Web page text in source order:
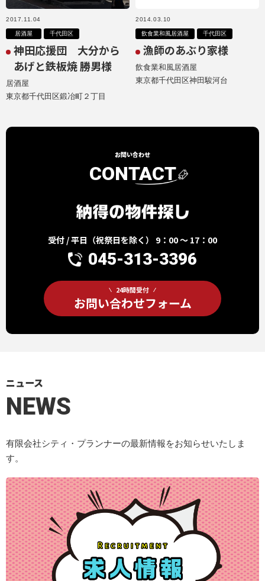
2017.11.04
居酒屋 千代田区
神田応援団 大分から
あげと鉄板焼 勝男様
居酒屋
東京都千代田区鍛冶町２丁目
2014.03.10
飲食業和風居酒屋 千代田区
漁師のあぶり家様
飲食業和風居酒屋
東京都千代田区神田駿河台
お問い合わせ
CONTACT
受付 / 平日（祝祭日を除く） 9：00 ～ 17：00
045-313-3396
24時間受付
お問い合わせフォーム
ニュース
NEWS
有限会社シティ・プランナーの最新情報をお知らせいたしま
す。